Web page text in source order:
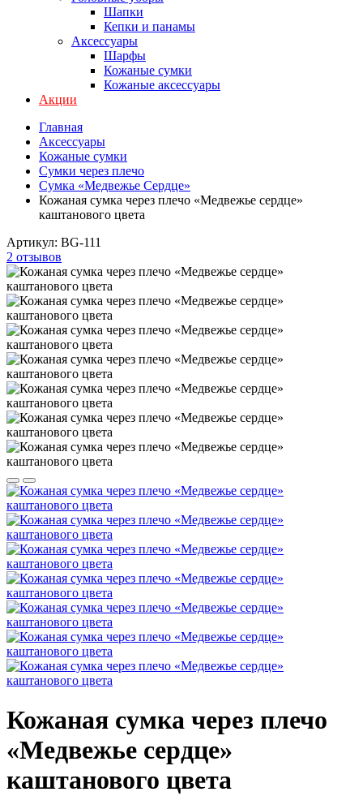
Шапки
Кепки и панамы
Аксессуары
Шарфы
Кожаные сумки
Кожаные аксессуары
Акции
Главная
Аксессуары
Кожаные сумки
Сумки через плечо
Сумка «Медвежье Сердце»
Кожаная сумка через плечо «Медвежье сердце»
каштанового цвета
Артикул: BG-111
2 отзывов
Кожаная сумка через плечо
«Медвежье сердце»
каштанового цвета